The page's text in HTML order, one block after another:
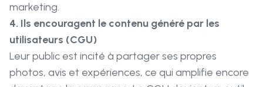
marketing.
4. Ils encouragent le contenu généré par les
utilisateurs (CGU)
Leur public est incité à partager ses propres
photos, avis et expériences, ce qui amplifie encore